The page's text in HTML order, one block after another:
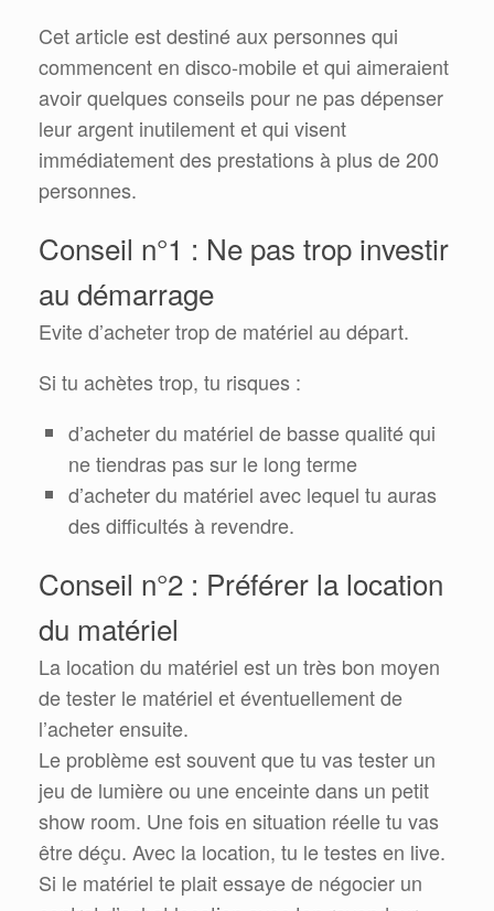
Cet article est destiné aux personnes qui
commencent en disco-mobile et qui aimeraient
avoir quelques conseils pour ne pas dépenser
leur argent inutilement et qui visent
immédiatement des prestations à plus de 200
personnes.
Conseil n°1 : Ne pas trop investir
au démarrage
Evite d’acheter trop de matériel au départ.
Si tu achètes trop, tu risques :
d’acheter du matériel de basse qualité qui
ne tiendras pas sur le long terme
d’acheter du matériel avec lequel tu auras
des difficultés à revendre.
Conseil n°2 : Préférer la location
du matériel
La location du matériel est un très bon moyen
de tester le matériel et éventuellement de
l’acheter ensuite.
Le problème est souvent que tu vas tester un
jeu de lumière ou une enceinte dans un petit
show room. Une fois en situation réelle tu vas
être déçu. Avec la location, tu le testes en live.
Si le matériel te plait essaye de négocier un